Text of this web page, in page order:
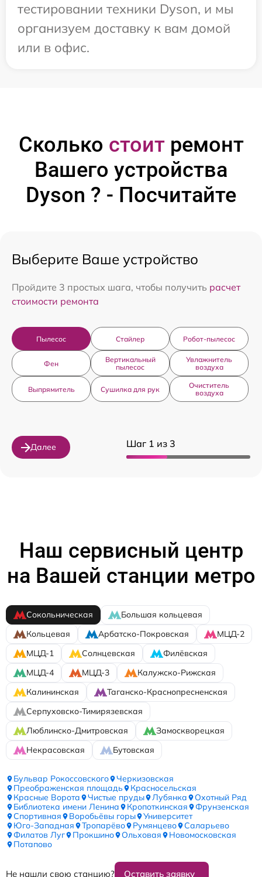
тестировании техники Dyson, и мы
организуем доставку к вам домой
или в офис.
Сколько стоитремонт
Вашего устройства
Dyson ? - Посчитайте
Шаг 1 из 3
Выберите Ваше устройство
Пройдите 3 простых шага, чтобы получить расчет
стоимости ремонта
Пылесос Стайлер Робот-пылесос
Фен
Вертикальный
пылесос
Увлажнитель
воздуха
Выпрямитель Сушилка для рук
Очиститель
воздуха
Далее
Наш сервисный центр
на Вашей станции метро
Сокольническая
Большая кольцевая
Кольцевая
Арбатско-Покровская
МЦД-2
МЦД-1
Солнцевская
Филёвская
МЦД-4
МЦД-3
Калужско-Рижская
Калининская
Таганско-Краснопресненская
Серпуховско-Тимирязевская
Люблинско-Дмитровская
Замоскворецкая
Некрасовская
Бутовская
Бульвар Рокоссовского
Черкизовская
Преображенская площадь
Красносельская
Красные Ворота
Чистые пруды Лубянка
Охотный Ряд
Библиотека имени Ленина
Кропоткинская
Фрунзенская
Спортивная
Воробьёвы горы
Университет
Юго-Западная
Тропарёво Румянцево
Саларьево
Филатов Луг
Прокшино Ольховая
Новомосковская
Потапово
Не нашли свою станцию? Оставить заявку